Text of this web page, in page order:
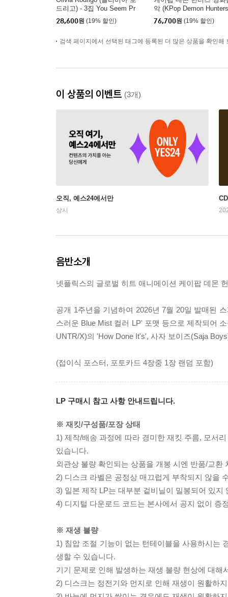
드리고) - 3집 You Seem Pr
etty Sad For A Girl So In Lo
ve [Alternative Cover]
28,600원 (19% 할인)
악 (KPop Demon
rom The Netflix Series
T) [블루 미스트 컬러 LP]
76,700원 (19% 할인)
검색 페이지에서 선택된 태그에 등록된 더 많은 상품을 확인해
이 상품의 이벤트 (3개)
오직, 예스24에서만
상시
음반소개
넷플릭스의 글로벌 히트 애니메이션 케이팝 데몬
공개 1주년을 기념하여 2026년 7월 20일 발매된
스러운 Blue Mist 컬러 LP' 포맷 등으로 제작되어
UNTR/X)의 'How Done It's', 사자 보이즈(Saja
(접이식 포스터, 포토카드 4장중 1장 랜덤 포함)
LP 구매시 참고 사항 안내드립니다.
※ 재킷/구성품/포장 상태
1) 제작/배송 과정에 따라 경미한 재킷 주름, 모서
있습니다.
외관상 불량 확인되는 상품을 개봉 시엔 반품/교환
2) 디스크 라벨은 공정상 매끄럽게 부착되지 않을
3) 일본 제작 LP는 대부분 겉비닐이 밀봉되어 있지
4) 디지털 다운로드 코드는 본사에서 공지 없이 증
※ 재생 불량
1) 침압 조절 기능이 없는 턴테이블을 사용하시는
생할 수 있습니다.
기기 문제로 인해 발생하는 재생 불량 현상에 대
2) 디스크는 정전기와 먼지로 인해 재생이 원활하